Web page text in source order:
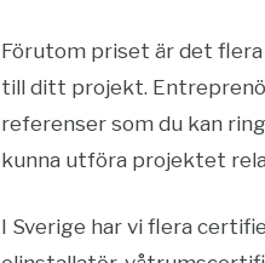
Förutom priset är det
till ditt projekt.
referenser som du kan
kunna utföra projektet
I Sverige har vi flera